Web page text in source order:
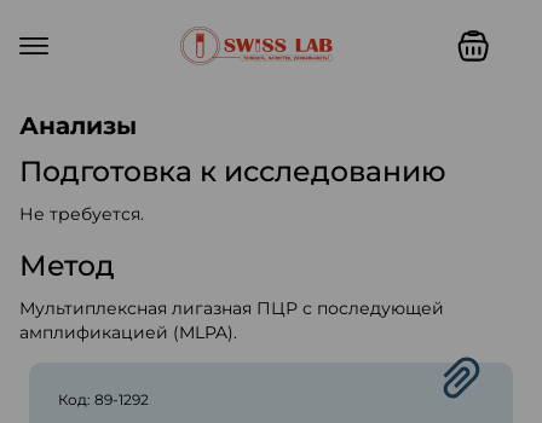
Анализы
Подготовка к исследованию
Не требуется.
Метод
Мультиплексная лигазная ПЦР с последующей
амплификацией (MLPA).
Код: 89-1292